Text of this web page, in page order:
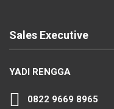
Sales Executive
YADI RENGGA
0822 9669 8965